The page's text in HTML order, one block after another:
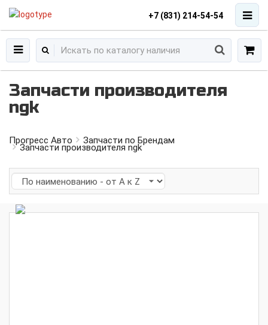
+7 (831) 214-54-54
Запчасти производителя
ngk
Прогресс Авто Запчасти по Брендам
Запчасти производителя ngk